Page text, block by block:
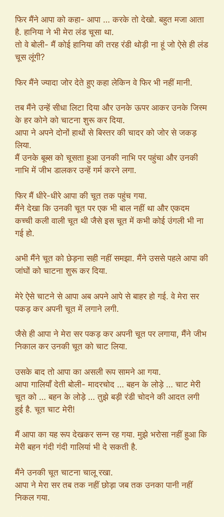
फिर मैंने आपा को कहा- आपा … करके तो देखो. बहुत मजा आता
है. हानिया ने भी मेरा लंड चूसा था.
तो वे बोली- मैं कोई हानिया की तरह रंडी थोड़ी ना हूं जो ऐसे ही लंड
चूस लूंगी?
फिर मैंने ज्यादा जोर देते हुए कहा लेकिन वे फिर भी नहीं मानी.
तब मैंने उन्हें सीधा लिटा दिया और उनके ऊपर आकर उनके जिस्म
के हर कोने को चाटना शुरू कर दिया.
आपा ने अपने दोनों हाथों से बिस्तर की चादर को जोर से जकड़
लिया.
मैं उनके बूब्स को चूसता हुआ उनकी नाभि पर पहुंचा और उनकी
नाभि में जीभ डालकर उन्हें गर्म करने लगा.
फिर मैं धीरे-धीरे आपा की चूत तक पहुंच गया.
मैंने देखा कि उनकी चूत पर एक भी बाल नहीं था और एकदम
कच्ची कली वाली चूत थी जैसे इस चूत में कभी कोई उंगली भी ना
गई हो.
अभी मैंने चूत को छेड़ना सही नहीं समझा. मैंने उससे पहले आपा की
जांघों को चाटना शुरू कर दिया.
मेरे ऐसे चाटने से आपा अब अपने आपे से बाहर हो गई. वे मेरा सर
पकड़ कर अपनी चूत में लगाने लगी.
जैसे ही आपा ने मेरा सर पकड़ कर अपनी चूत पर लगाया, मैंने जीभ
निकाल कर उनकी चूत को चाट लिया.
उसके बाद तो आपा का असली रूप सामने आ गया.
आपा गालियाँ देती बोली- मादरचोद … बहन के लोड़े … चाट मेरी
चूत को … बहन के लोड़े … तुझे बड़ी रंडी चोदने की आदत लगी
हुई है. चूत चाट मेरी!
मैं आपा का यह रूप देखकर सन्न रह गया. मुझे भरोसा नहीं हुआ कि
मेरी बहन गंदी गंदी गालियां भी दे सकती है.
मैंने उनकी चूत चाटना चालू रखा.
आपा ने मेरा सर तब तक नहीं छोड़ा जब तक उनका पानी नहीं
निकल गया.